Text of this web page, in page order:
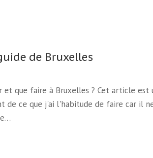
de Bruxelles
et que faire à Bruxelles ? Cet article est
de ce que j'ai l'habitude de faire car il